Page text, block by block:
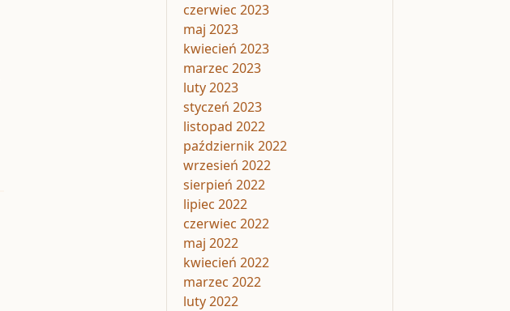
czerwiec 2023
maj 2023
kwiecień 2023
marzec 2023
luty 2023
styczeń 2023
listopad 2022
październik 2022
wrzesień 2022
sierpień 2022
lipiec 2022
czerwiec 2022
maj 2022
kwiecień 2022
marzec 2022
luty 2022